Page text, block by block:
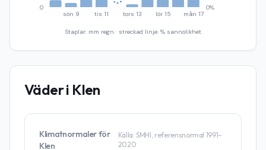
sön 9 tis 11 tors 13 lör 15 mån 17
0 0%
Staplar: mm regn · streckad linje: % sannolikhet
Väder i Klen
Klimatnormaler för
Klen
Källa: SMHI, referensnormal 1991–
2020